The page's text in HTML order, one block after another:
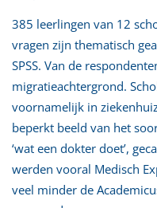
385 leerlingen van 12
vragen zijn thematisch
SPSS. Van de
migratieachtergrond.
voornamelijk in
beperkt beeld van het
‘wat een dokter doet’,
werden vooral Medisch
veel minder de